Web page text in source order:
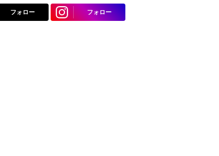
フォロー フォロー